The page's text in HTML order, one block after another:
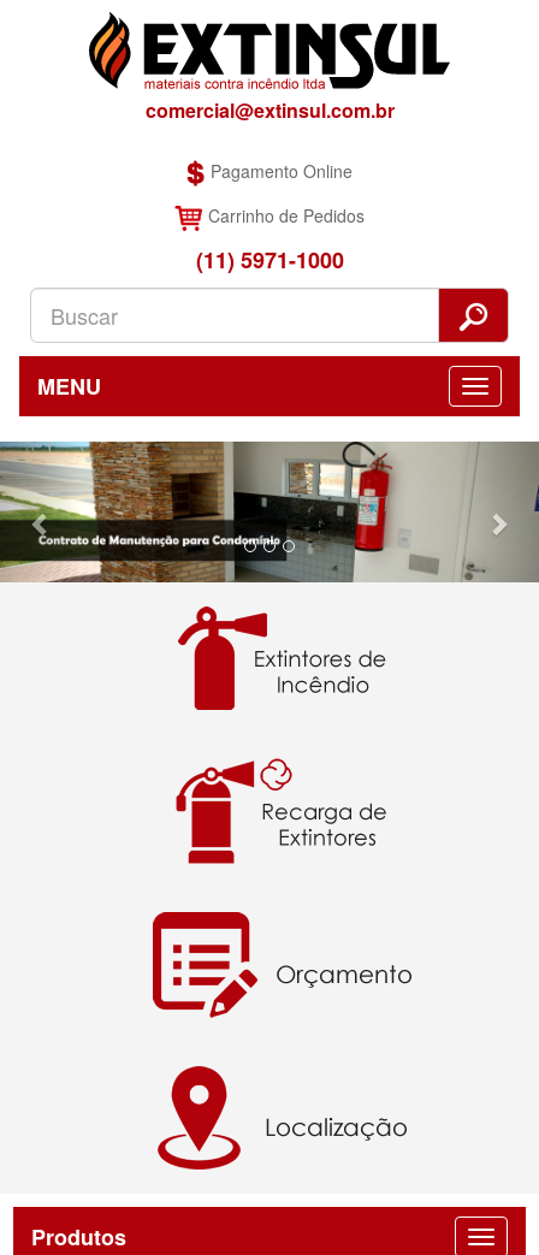
comercial@extinsul.com.br
Pagamento Online
Carrinho de Pedidos
(11) 5971-1000
MENU
Previous
Produtos